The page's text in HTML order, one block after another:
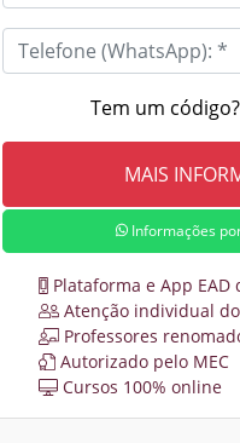
Tem um
Informações
Plataforma e App EAD
Atenção individual
Professores
Autorizado pelo MEC
Cursos 100% online